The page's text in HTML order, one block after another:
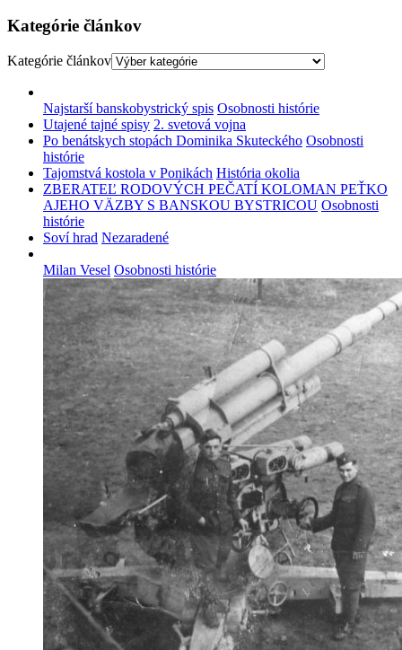
Kategórie článkov
Kategórie článkov
Najstarší banskobystrický spis Osobnosti histórie
Utajené tajné spisy 2. svetová vojna
Po benátskych stopách Dominika Skuteckého Osobnosti
histórie
Tajomstvá kostola v Ponikách História okolia
ZBERATEĽ RODOVÝCH PEČATÍ KOLOMAN PEŤKO
AJEHO VÄZBY S BANSKOU BYSTRICOU Osobnosti
histórie
Soví hrad Nezaradené
Milan Vesel Osobnosti histórie